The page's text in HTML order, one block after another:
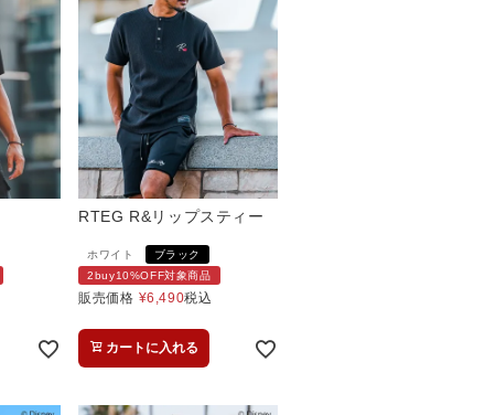
RTEG R&リップスティー
ホワイト
ブラック
2buy10%OFF対象商品
販売価格 ¥6,490税込
カートに入れる